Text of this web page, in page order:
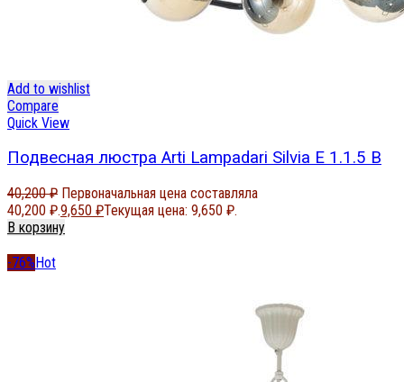
Add to wishlist
Compare
Quick View
Подвесная люстра Arti Lampadari Silvia E 1.1.5 B
40,200₽ Первоначальная цена составляла
40,200 ₽.9,650 ₽Текущая цена: 9,650 ₽.
В корзину
-76%Hot